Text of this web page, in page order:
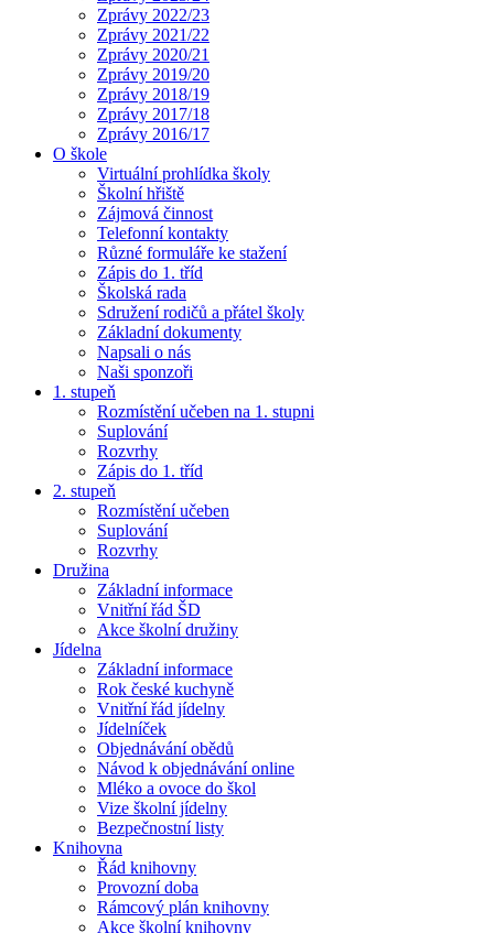
Zprávy 2022/23
Zprávy 2021/22
Zprávy 2020/21
Zprávy 2019/20
Zprávy 2018/19
Zprávy 2017/18
Zprávy 2016/17
O škole
Virtuální prohlídka školy
Školní hřiště
Zájmová činnost
Telefonní kontakty
Různé formuláře ke stažení
Zápis do 1. tříd
Školská rada
Sdružení rodičů a přátel školy
Základní dokumenty
Napsali o nás
Naši sponzoři
1. stupeň
Rozmístění učeben na 1. stupni
Suplování
Rozvrhy
Zápis do 1. tříd
2. stupeň
Rozmístění učeben
Suplování
Rozvrhy
Družina
Základní informace
Vnitřní řád ŠD
Akce školní družiny
Jídelna
Základní informace
Rok české kuchyně
Vnitřní řád jídelny
Jídelníček
Objednávání obědů
Návod k objednávání online
Mléko a ovoce do škol
Vize školní jídelny
Bezpečnostní listy
Knihovna
Řád knihovny
Provozní doba
Rámcový plán knihovny
Akce školní knihovny